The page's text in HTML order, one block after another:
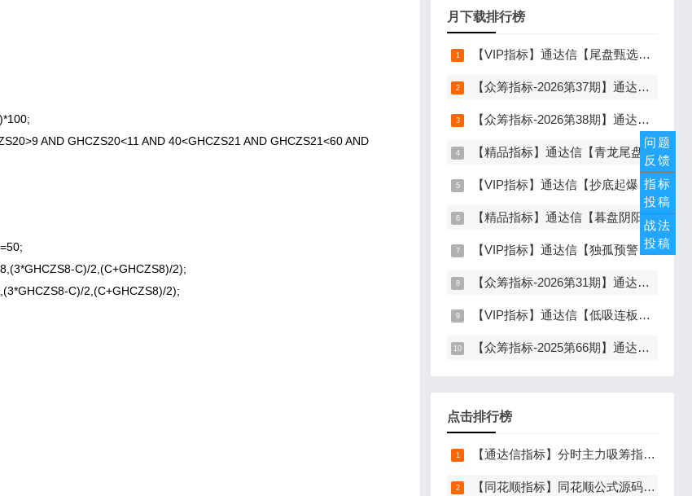
AND GHCZS20<11 AND 40<GHCZS21 AND GHCZS21<60 AND
C)/2,(C+GHCZS8)/2);
C)/2,(C+GHCZS8)/2);
月下载排行榜
【VIP指标】通达信【尾盘甄选排序】指标，副图排序，短线打造的尾盘战法，今买明卖超短战法，信号可回测，仅限电脑通达信使用
【众筹指标-2026第37期】通达信【谛听竞价】指标，副图排序、选股，原价5980元的早盘竞价指标，可回测历史数据，信号全天不变，开放源码可永久使用，手机电脑通达信通用
【众筹指标-2026第38期】通达信【分歧转多】指标，主图、副图、选股，首板分歧低吸二波行情，信号少，胜率高，手机电脑通达信通用
【精品指标】通达信【青龙尾盘】指标，副图排序，分时主图，排序潜伏，次日套利，信号可回看，超短策略，仅限电脑通达信使用
【VIP指标】通达信【抄底起爆】指标，主图、副图、选股，趋势缩量放量三重信号确认，解决抄底总在半山腰难题，手机电脑通达信通用
【精品指标】通达信【暮盘阴阳序】指标，副图排序，尾盘选股，电脑版量化辅助工具，尾盘排序，信号全天不变，仅限电脑通达信使用
【VIP指标】通达信【独孤预警】指标，副图、选股，码力金矿独创趋势企稳预警，无未来函数，手机电脑通达信通用
【众筹指标-2026第31期】通达信【行业板块联动】指标，主图、选股，精准捕捉板块行情，分清龙头补涨规避回落，无未来函数，仅支持电脑通达信
【VIP指标】通达信【低吸连板前】指标，主图、副图、选股，埋伏连板前的节点，信号不漂移，手机电脑通达信通用
【众筹指标-2025第66期】通达信【底定三秦】指标，主图、副图、选股，连板龙头低吸精准量化，出票少而精，五年平均胜率92%，手机电脑通达信通用
点击排行榜
【通达信指标】分时主力吸筹指标公式，分时量中显主力（分时副图）
【同花顺指标】同花顺公式源码导入方法详细图文教程
问题
反馈
指标
投稿
战法
投稿